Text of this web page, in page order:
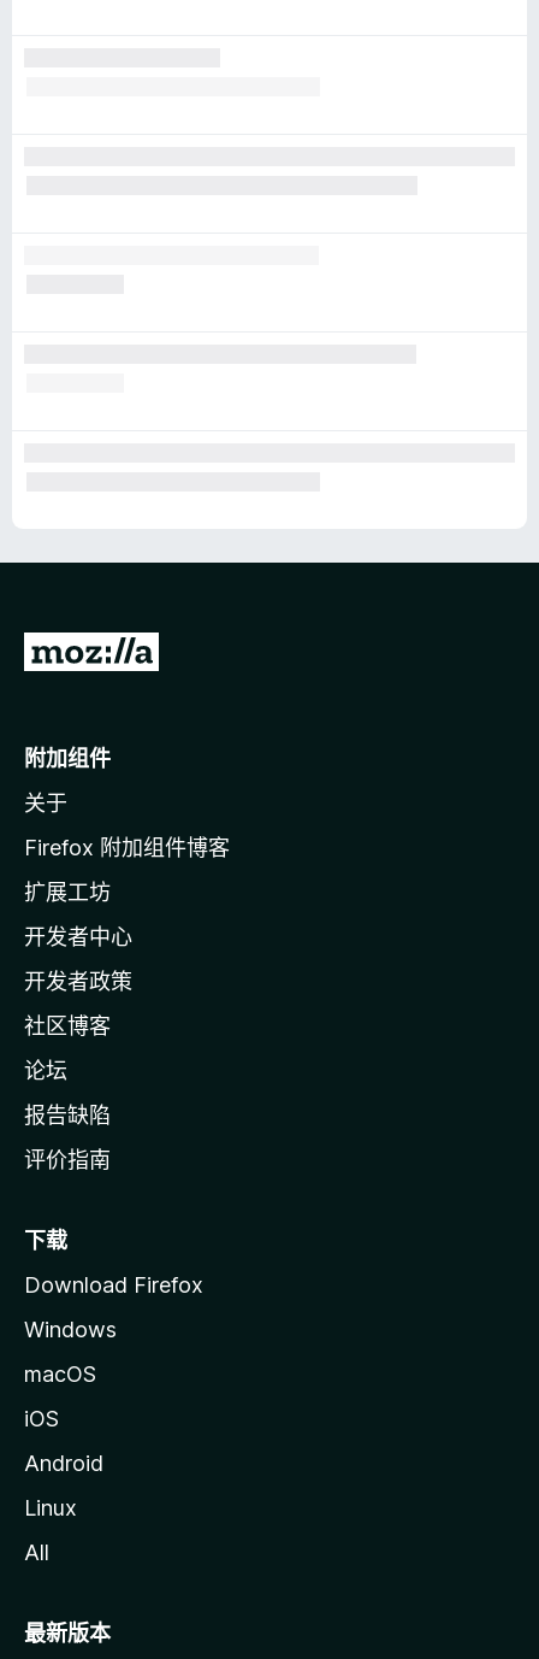
转
o
i
l
a
主
页
附加组件
关于
Firefox 附加组件博客
扩展工坊
开发者中心
开发者政策
社区博客
论坛
报告缺陷
评价指南
下载
Download Firefox
Windows
macOS
iOS
Android
Linux
All
最新版本